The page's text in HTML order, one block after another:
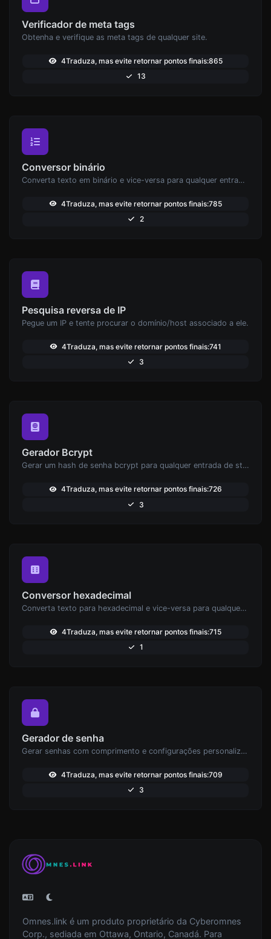
Verificador de meta tags
Obtenha e verifique as meta tags de qualquer site.
4Traduza, mas evite retornar pontos finais:865
13
Conversor binário
Converta texto em binário e vice-versa para qualquer entrada de string.
4Traduza, mas evite retornar pontos finais:785
2
Pesquisa reversa de IP
Pegue um IP e tente procurar o domínio/host associado a ele.
4Traduza, mas evite retornar pontos finais:741
3
Gerador Bcrypt
Gerar um hash de senha bcrypt para qualquer entrada de string.
4Traduza, mas evite retornar pontos finais:726
3
Conversor hexadecimal
Converta texto para hexadecimal e vice-versa para qualquer entrada de string.
4Traduza, mas evite retornar pontos finais:715
1
Gerador de senha
Gerar senhas com comprimento e configurações personalizadas.
4Traduza, mas evite retornar pontos finais:709
3
Omnes.link é um produto proprietário da Cyberomnes
Corp., sediada em Ottawa, Ontario, Canadá. Para